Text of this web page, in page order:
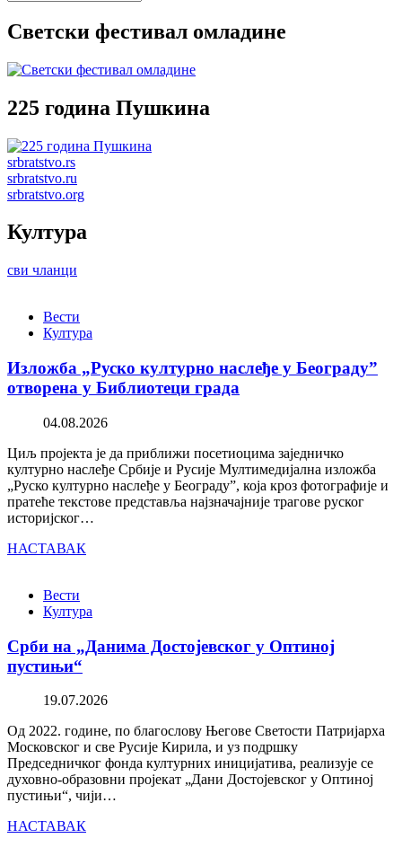
Светски фестивал омладине
225 година Пушкина
srbratstvo.rs
srbratstvo.ru
srbratstvo.org
Култура
сви чланци
Вести
Култура
Изложба „Руско културно наслеђе у Београду”
отворена у Библиотеци града
04.08.2026
Циљ пројекта је да приближи посетиоцима заједничко
културно наслеђе Србије и Русије Мултимедијална изложба
„Руско културно наслеђе у Београду”, која кроз фотографије и
пратеће текстове представља најзначајније трагове руског
историјског…
НАСТАВАК
Вести
Култура
Срби на „Данима Достојевског у Оптиној
пустињи“
19.07.2026
Од 2022. године, по благослову Његове Светости Патријарха
Московског и све Русије Кирила, и уз подршку
Председничког фонда културних иницијатива, реализује се
духовно-образовни пројекат „Дани Достојевског у Оптиној
пустињи“, чији…
НАСТАВАК